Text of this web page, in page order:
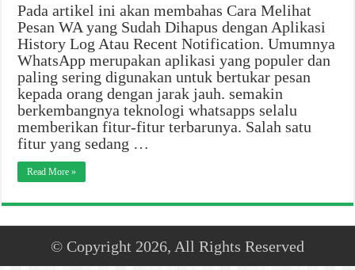
Pada artikel ini akan membahas Cara Melihat
Pesan WA yang Sudah Dihapus dengan Aplikasi
History Log Atau Recent Notification. Umumnya
WhatsApp merupakan aplikasi yang populer dan
paling sering digunakan untuk bertukar pesan
kepada orang dengan jarak jauh. semakin
berkembangnya teknologi whatsapps selalu
memberikan fitur-fitur terbarunya. Salah satu
fitur yang sedang …
Read More »
© Copyright 2026, All Rights Reserved